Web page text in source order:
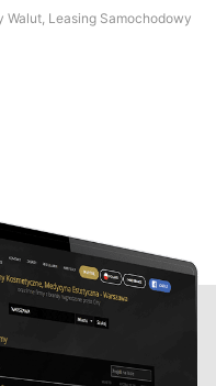
Walut, Leasing Samochodowy